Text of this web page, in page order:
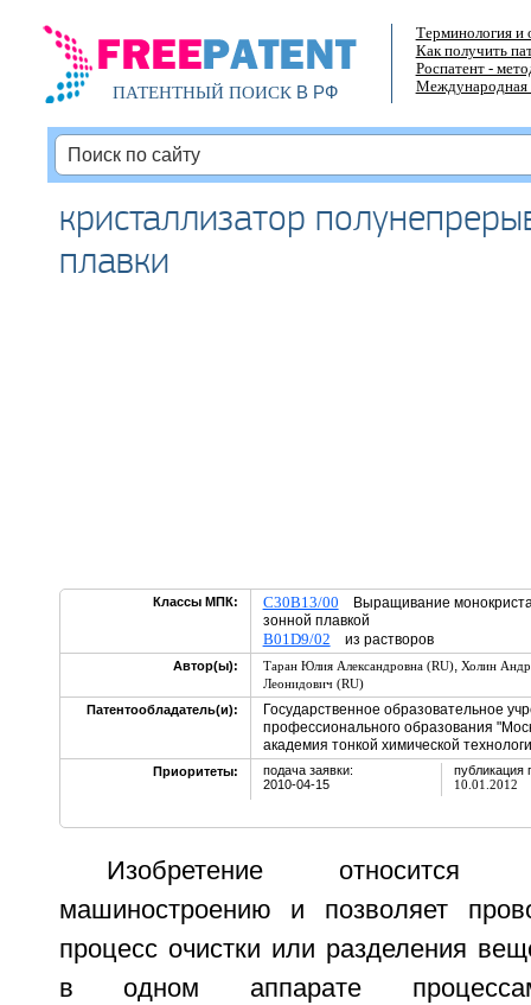
ПАТЕНТНЫЙ ПОИСКВ РФ
Терминология и
Как получить
Роспатент -
Международная
кристаллизатор
плавки
Классы МПК: C30B13/00 Выращивание
зонной плавкой
B01D9/02 из растворов
Автор(ы): Таран Юлия Александровна (RU), Холин
Леонидович (RU)
Патентообладатель(и):
Государственное образовательное
профессионального образования
академия тонкой химической
Приоритеты:
подача заявки:
2010-04-15
публикация
10.01.2012
Изобретение относится
машиностроению и позволяет
процесс очистки или разделения
в одном аппарате